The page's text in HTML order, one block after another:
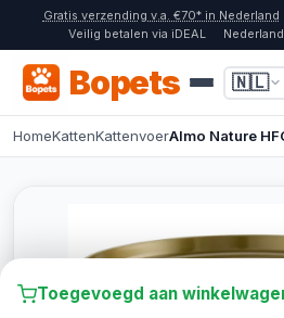
Gratis verzending v.a. €70* in Nederland
Veilig betalen via iDEAL
Bopets 🇳🇱
HomeKattenKattenvoerAlmo Nature
Toegevoegd aan